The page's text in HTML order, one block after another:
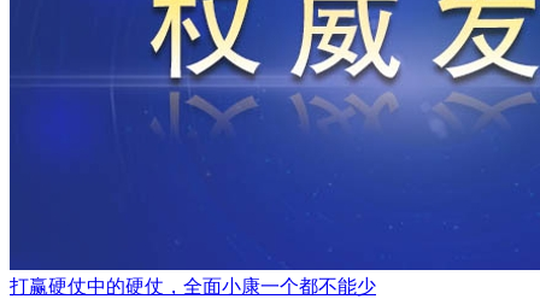
打赢硬仗中的硬仗，全面小康一个都不能少